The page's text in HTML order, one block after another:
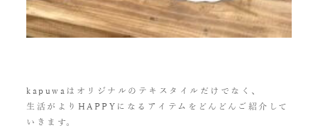
kapuwaはオリジナルのテキスタイルだけでなく、
生活がよりHAPPYになるアイテムをどんどんご紹介して
いきます。